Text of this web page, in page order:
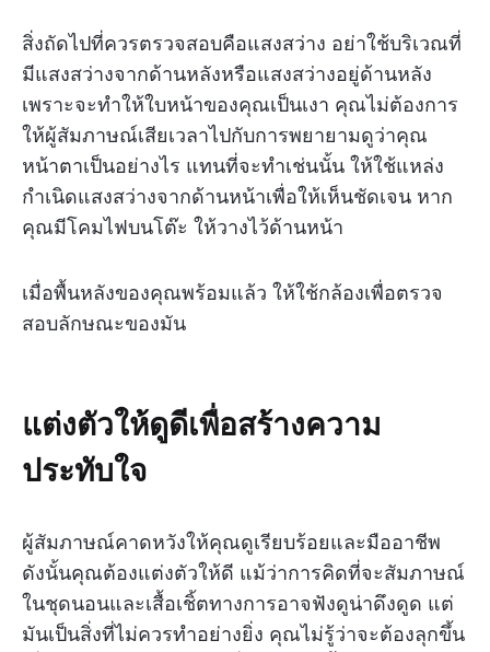
สิ่งถัดไปที่ควรตรวจสอบคือแสงสว่าง อย่าใช้บริเวณที่
มีแสงสว่างจากด้านหลังหรือแสงสว่างอยู่ด้านหลัง
เพราะจะทำให้ใบหน้าของคุณเป็นเงา คุณไม่ต้องการ
ให้ผู้สัมภาษณ์เสียเวลาไปกับการพยายามดูว่าคุณ
หน้าตาเป็นอย่างไร แทนที่จะทำเช่นนั้น ให้ใช้แหล่ง
กำเนิดแสงสว่างจากด้านหน้าเพื่อให้เห็นชัดเจน หาก
คุณมีโคมไฟบนโต๊ะ ให้วางไว้ด้านหน้า
เมื่อพื้นหลังของคุณพร้อมแล้ว ให้ใช้กล้องเพื่อตรวจ
สอบลักษณะของมัน
แต่งตัวให้ดูดีเพื่อสร้างความ
ประทับใจ
ผู้สัมภาษณ์คาดหวังให้คุณดูเรียบร้อยและมืออาชีพ
ดังนั้นคุณต้องแต่งตัวให้ดี แม้ว่าการคิดที่จะสัมภาษณ์
ในชุดนอนและเสื้อเชิ้ตทางการอาจฟังดูน่าดึงดูด แต่
มันเป็นสิ่งที่ไม่ควรทำอย่างยิ่ง คุณไม่รู้ว่าจะต้องลุกขึ้น